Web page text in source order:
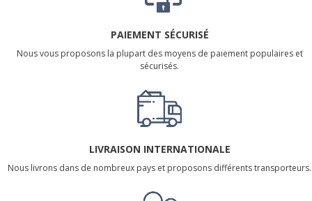
PAIEMENT SÉCURISÉ
Nous vous proposons la plupart des moyens de paiement populaires et
sécurisés.
LIVRAISON INTERNATIONALE
Nous livrons dans de nombreux pays et proposons différents transporteurs.